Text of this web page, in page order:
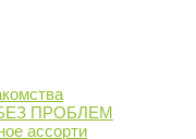
ПРОБЛЕМ
ассорти